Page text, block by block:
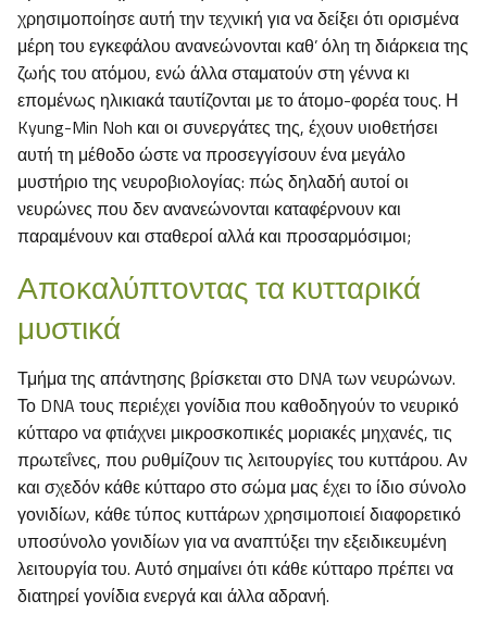
χρησιμοποίησε αυτή την τεχνική για να δείξει ότι ορισμένα
μέρη του εγκεφάλου ανανεώνονται καθ’ όλη τη διάρκεια της
ζωής του ατόμου, ενώ άλλα σταματούν στη γέννα κι
επομένως ηλικιακά ταυτίζονται με το άτομο-φορέα τους. Η
Kyung-Min Noh και οι συνεργάτες της, έχουν υιοθετήσει
αυτή τη μέθοδο ώστε να προσεγγίσουν ένα μεγάλο
μυστήριο της νευροβιολογίας: πώς δηλαδή αυτοί οι
νευρώνες που δεν ανανεώνονται καταφέρνουν και
παραμένουν και σταθεροί αλλά και προσαρμόσιμοι;
Αποκαλύπτοντας τα κυτταρικά
μυστικά
Τμήμα της απάντησης βρίσκεται στο DNA των νευρώνων.
Το DNA τους περιέχει γονίδια που καθοδηγούν το νευρικό
κύτταρο να φτιάχνει μικροσκοπικές μοριακές μηχανές, τις
πρωτεΐνες, που ρυθμίζουν τις λειτουργίες του κυττάρου. Αν
και σχεδόν κάθε κύτταρο στο σώμα μας έχει το ίδιο σύνολο
γονιδίων, κάθε τύπος κυττάρων χρησιμοποιεί διαφορετικό
υποσύνολο γονιδίων για να αναπτύξει την εξειδικευμένη
λειτουργία του. Αυτό σημαίνει ότι κάθε κύτταρο πρέπει να
διατηρεί γονίδια ενεργά και άλλα αδρανή.